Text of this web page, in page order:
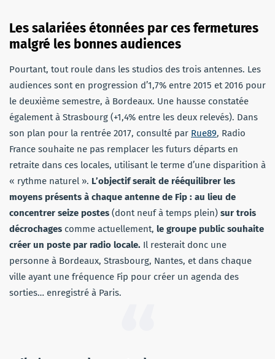
Les salariées étonnées par ces fermetures
malgré les bonnes audiences
Pourtant, tout roule dans les studios des trois antennes. Les
audiences sont en progression d’1,7% entre 2015 et 2016 pour
le deuxième semestre, à Bordeaux. Une hausse constatée
également à Strasbourg (+1,4% entre les deux relevés). Dans
son plan pour la rentrée 2017, consulté par Rue89, Radio
France souhaite ne pas remplacer les futurs départs en
retraite dans ces locales, utilisant le terme d’une disparition à
« rythme naturel ». L’objectif serait de rééquilibrer les
moyens présents à chaque antenne de Fip : au lieu de
concentrer seize postes (dont neuf à temps plein) sur trois
décrochages comme actuellement, le groupe public souhaite
créer un poste par radio locale. Il resterait donc une
personne à Bordeaux, Strasbourg, Nantes, et dans chaque
ville ayant une fréquence Fip pour créer un agenda des
sorties… enregistré à Paris.